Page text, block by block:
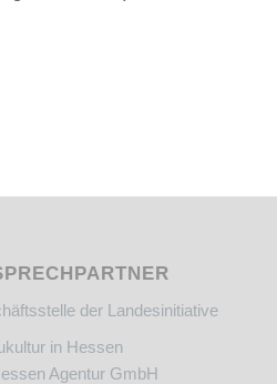
der Landesinitiative
in Hessen
Agentur GmbH